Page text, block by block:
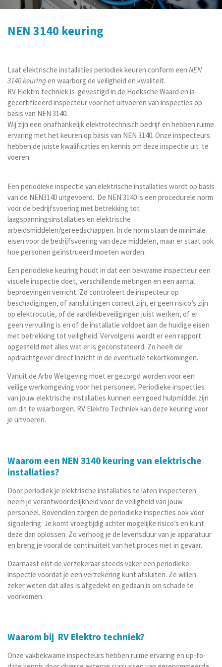
NEN 3140 keuring
Laat elektrische installaties periodiek keuren conform een NEN
3140 keuringen waarborg de veiligheid en kwaliteit.
RV Elektro techniek is gevestigd in de Hoeksche Waard en is
gecertificeerd inspecteur voor het uitvoeren van inspecties op
basis van NEN 3140.
Wij zijn een onafhankelijk elektrotechnisch bedrijf en hebben ruime
ervaring met het keuren op basis van NEN 3140. Onze inspecteurs
hebben de juiste kwalificaties en kennis om deze inspectie uit te
voeren.
Een periodieke inspectie van elektrische installaties wordt op basis
van de NEN3140 uitgevoerd. De NEN 3140 is een procedurele norm
voor de bedrijfsvoering met betrekking tot
laagspanningsinstallaties en elektrische
arbeidsmiddelen/gereedschappen. In de norm staan de minimale
eisen voor de bedrijfsvoering van deze middelen, maar er staat ook
hoe personen geïnstrueerd moeten worden.
Een periodieke keuring houdt in dat een bekwame inspecteur een
visuele inspectie doet, verschillende metingen en een aantal
beproevingen verricht. Zo controleert de inspecteur op
beschadigingen, of aansluitingen correct zijn, er geen risico’s zijn
op elektrocutie, of de aardlekbeveiligingen juist werken, of er
geen vervuiling is en of de installatie voldoet aan de huidige eisen
met betrekking tot veiligheid. Vervolgens wordt er een rapport
opgesteld met alles wat er is geconstateerd. Zo heeft de
opdrachtgever direct inzicht in de eventuele tekortkomingen.
Vanuit de Arbo Wetgeving moet er gezorgd worden voor een
veilige werkomgeving voor het personeel. Periodieke inspecties
van jouw elektrische installaties kunnen een goed hulpmiddel zijn
om dit te waarborgen. RV Elektro Techniek kan deze keuring voor
je uitvoeren.
Waarom een NEN 3140 keuring van elektrische
installaties?
Door periodiek je elektrische installaties te laten inspecteren
neem je verantwoordelijkheid voor de veiligheid van jouw
personeel. Bovendien zorgen de periodieke inspecties ook voor
signalering. Je komt vroegtijdig achter mogelijke risico’s en kunt
deze dan oplossen. Zo verhoog je de levensduur van je apparatuur
en breng je vooral de continuïteit van het proces niet in gevaar.
Daarnaast eist de verzekeraar steeds vaker een periodieke
inspectie voordat je een verzekering kunt afsluiten. Ze willen
zeker weten dat alles is afgedekt en gedaan is om schade te
voorkomen.
Waarom bij RV Elektro techniek?
Onze vakbekwame inspecteurs hebben ruime ervaring en up-to-